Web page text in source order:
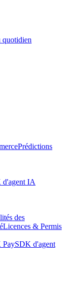
quotidien
Prédictions
d'agent IA
des
Licences & Permis
PaySDK d'agent